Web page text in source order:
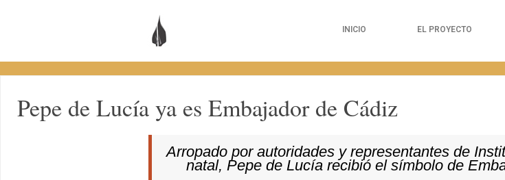
INICIO EL PROYECTO
Pepe de Lucía ya es Embajador de Cádiz
Arropado por autoridades y representantes de
natal, Pepe de Lucía recibió el símbolo de